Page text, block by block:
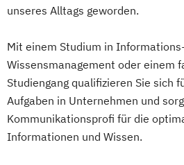
UX Design & Management
Wirtschafts- und
Wirtschaftsinformatik
Wirtschaftsprivatrecht
Wirtschaftswissenschaft
unseres Alltags geworden.
Mit einem Studium in
Wissensmanagement oder einem
Studiengang qualifizieren Sie sich
Aufgaben in Unternehmen und
Kommunikationsprofi für die
Informationen und Wissen.